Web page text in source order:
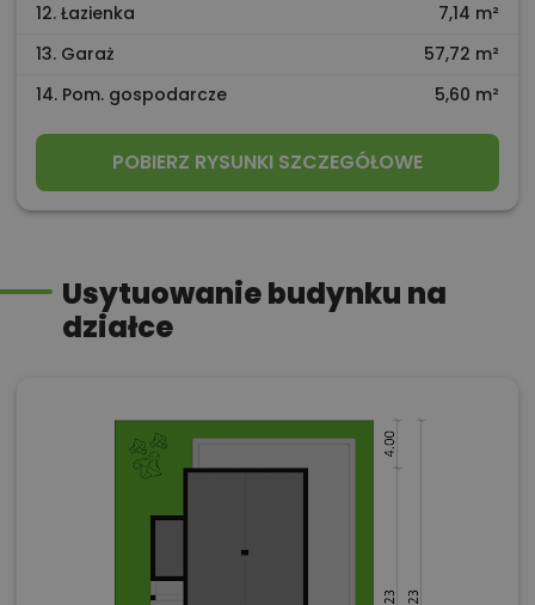
12. Łazienka
7,14 m²
13. Garaż
57,72 m²
14. Pom. gospodarcze
5,60 m²
POBIERZ RYSUNKI SZCZEGÓŁOWE
Usytuowanie budynku na
działce